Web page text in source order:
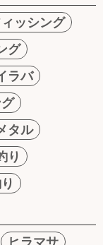
ッシング
グ
ラバ
タル
り